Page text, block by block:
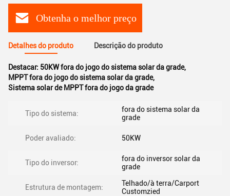
Obtenha o melhor preço
Detalhes do produto Descrição do produto
Destacar: 50KW fora do jogo do sistema solar da grade,
MPPT fora do jogo do sistema solar da grade,
Sistema solar de MPPT fora do jogo da grade
Tipo do sistema:
fora do sistema solar da
grade
Poder avaliado: 50KW
Tipo do inversor:
fora do inversor solar da
grade
Estrutura de montagem:
Telhado/à terra/Carport
Customzied